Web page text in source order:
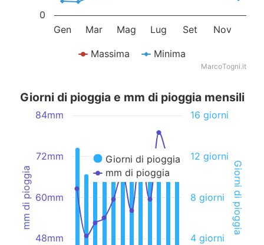
Massima Minima
Gen Mar Mag Lug Set Nov
0
MarcoTogni.it
mm di pioggia Giorni di pioggia
Giorni di pioggia e mm di pioggia mensili
Giorni di pioggia
mm di pioggia
60mm
48mm
72mm
84mm
12 giorni
4 giorni
8 giorni
16 giorni